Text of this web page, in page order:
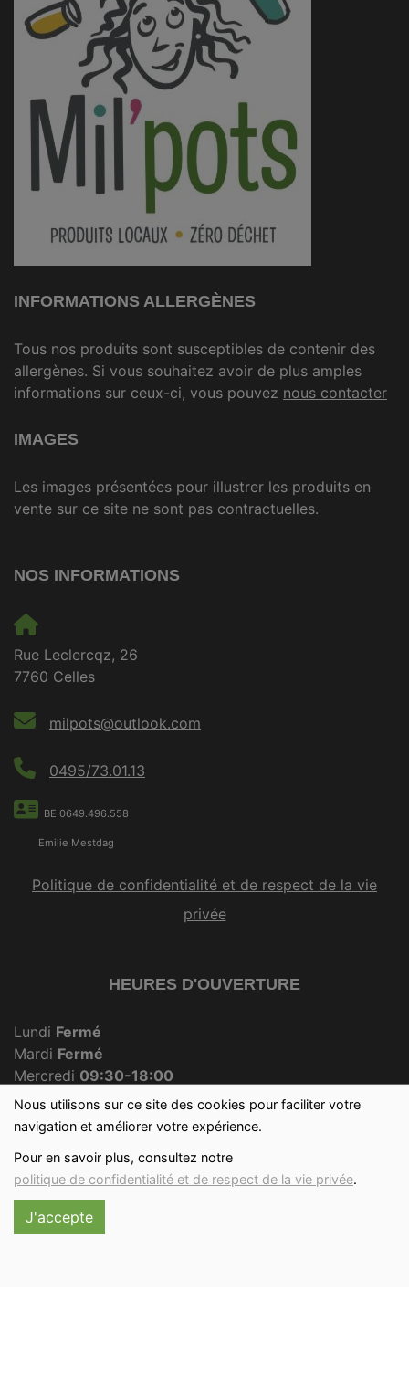
Nous utilisons sur ce site des cookies pour faciliter votre
navigation et améliorer votre expérience.
Pour en savoir plus, consultez notre
politique de confidentialité et de respect de la vie privée.
J'accepte
INFORMATIONS ALLERGÈNES
Tous nos produits sont susceptibles de contenir des
allergènes. Si vous souhaitez avoir de plus amples
informations sur ceux-ci, vous pouvez nous contacter
IMAGES
Les images présentées pour illustrer les produits en
vente sur ce site ne sont pas contractuelles.
NOS INFORMATIONS
Rue Leclercqz, 26
7760 Celles
milpots@outlook.com
0495/73.01.13
BE 0649.496.558
Emilie Mestdag
Politique de confidentialité et de respect de la vie
privée
HEURES D'OUVERTURE
Lundi Fermé
Mardi Fermé
Mercredi 09:30-18:00
JeudiFermé
Vendredi 09:30-18:00
Dimanche09:30-12:00